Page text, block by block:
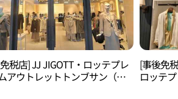
税店] JJ JIGOTT・ロッテプレ
アウトレットトンブサン（東
[事後免
ロッテ